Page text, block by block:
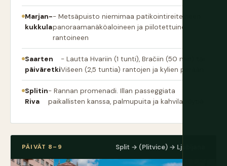
Marjan-
kukkula
- Metsäpuisto niemimaa patikointireiteineen,
panoraamanäköaloineen ja piilotettuine
rantoineen
Saarten
päiväretki
- Lautta Hvariin (1 tunti), Bračiin (50 min) tai
Višeen (2,5 tuntia) rantojen ja kylien perään
Splitin
Riva
- Rannan promenadi. Illan passeggiata
paikallisten kanssa, palmupuita ja kahvilapöytiä
PÄIVÄT 8–9 Split → (Plitvice) → Ljubljana